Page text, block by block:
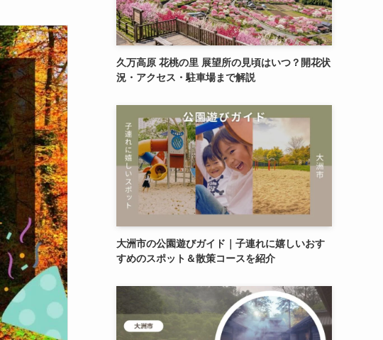
久万高原 花桃の里 展望所の見頃はいつ？開花状
況・アクセス・駐車場まで解説
大洲市の公園遊びガイド｜子連れに嬉しいおす
すめのスポット＆散策コースを紹介